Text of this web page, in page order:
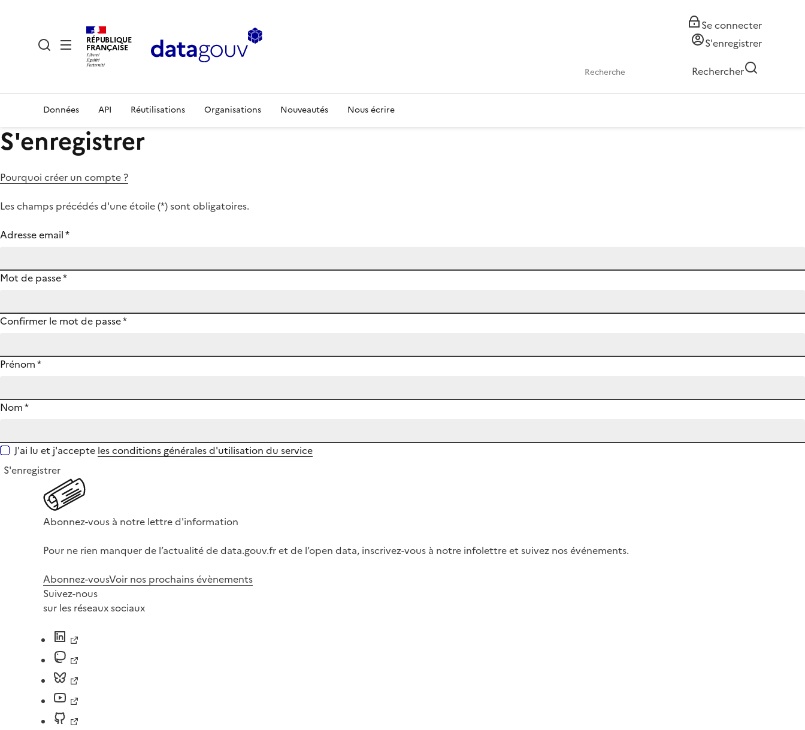
RÉPUBLIQUE
FRANÇAISE
Se connecter
S'enregistrer
Rechercher
Données API Réutilisations Organisations Nouveautés Nous écrire
S'enregistrer
Pourquoi créer un compte ?
Les champs précédés d'une étoile (*) sont obligatoires.
Adresse email*
Mot de passe*
Confirmer le mot de passe*
Prénom*
Nom*
J'ai lu et j'accepte les conditions générales d'utilisation du service
S'enregistrer
Abonnez-vous à notre lettre d'information
Pour ne rien manquer de l’actualité de data.gouv.fr et de l’open data, inscrivez-vous à notre infolettre et suivez nos événements.
Abonnez-vousVoir nos prochains évènements
Suivez-nous
sur les réseaux sociaux